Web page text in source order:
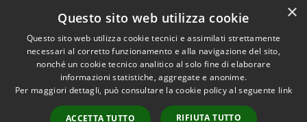
Dichiarazione di accessibilità
Accessibilità
Copyright © 2026 • Comune di
San Mauro Marchesato •
Powered byMunicipium
×
Questo sito web utilizza cookie
Questo sito web utilizza cookie tecnici e assimilati strettamente
necessari al corretto funzionamento e alla navigazione del sito,
nonché un cookie tecnico analitico al solo fine di elaborare
informazioni statistiche, aggregate e anonime.
Per maggiori dettagli, può consultare la cookie policy al seguente link
ACCETTA TUTTO RIFIUTA TUTTO